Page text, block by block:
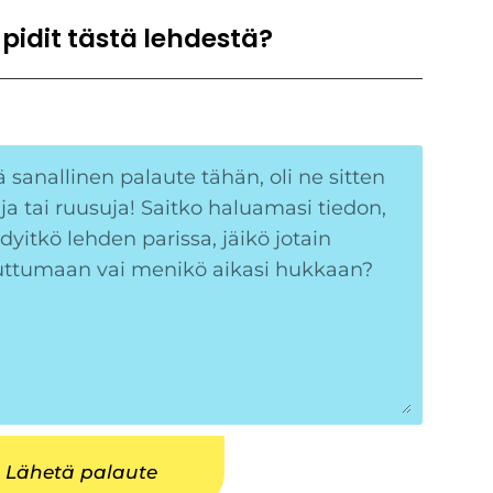
tästä lehdestä?
Lähetä palaute